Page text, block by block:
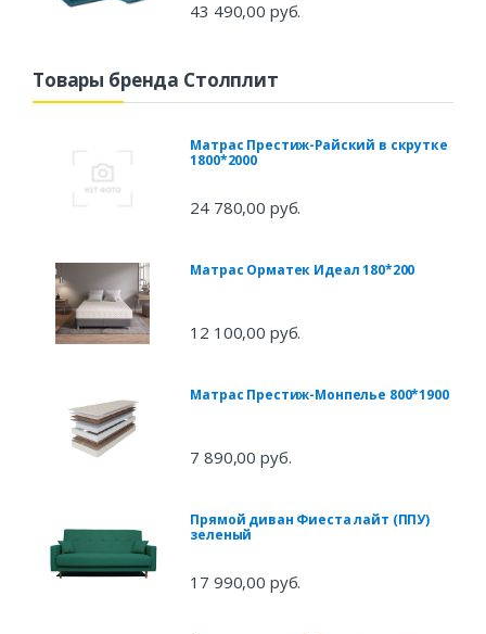
43 490,00 руб.
Товары бренда Столплит
Матрас Престиж-Райский в скрутке
1800*2000
24 780,00 руб.
Матрас Орматек Идеал 180*200
12 100,00 руб.
Матрас Престиж-Монпелье 800*1900
7 890,00 руб.
Прямой диван Фиеста лайт (ППУ)
зеленый
17 990,00 руб.